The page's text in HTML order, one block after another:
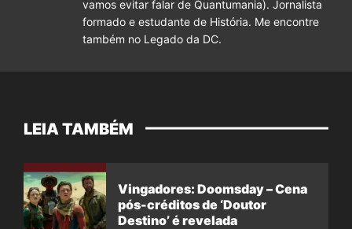
vamos evitar falar de Quantumania). Jornalista
formado e estudante de História. Me encontre
também no Legado da DC.
LEIA TAMBÉM
Vingadores: Doomsday – Cena
pós-créditos de ‘Doutor
Destino’ é revelada